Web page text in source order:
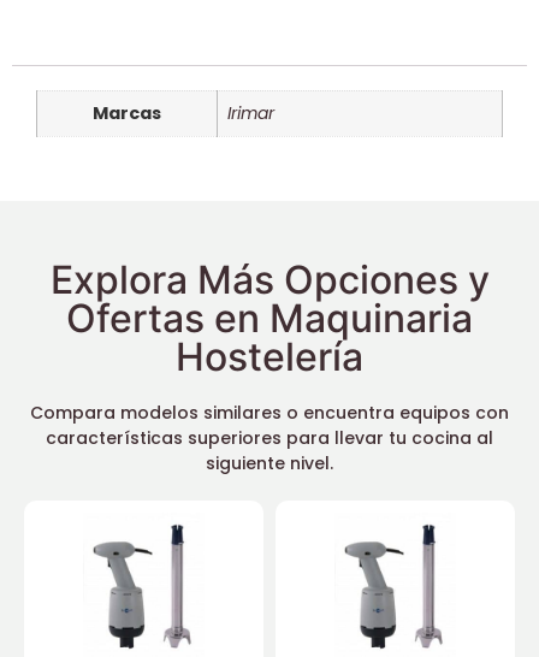
Marcas Irimar
Explora Más Opciones y
Ofertas en Maquinaria
Hostelería
Compara modelos similares o encuentra equipos con
características superiores para llevar tu cocina al
siguiente nivel.